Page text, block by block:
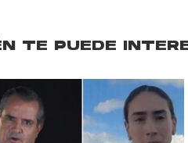
TE PUEDE